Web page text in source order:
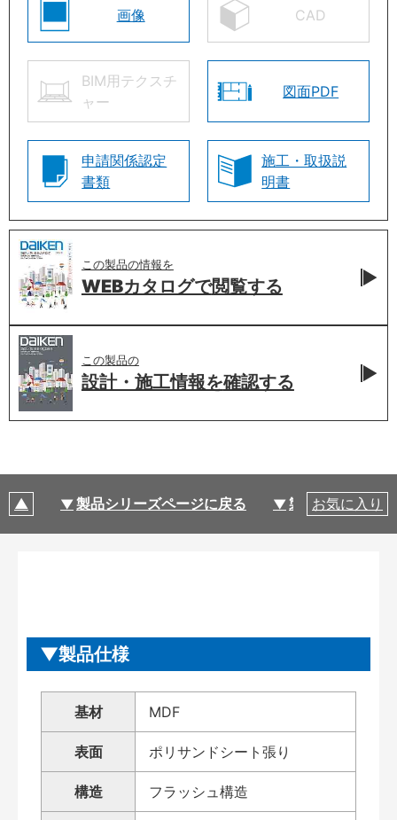
画像 CAD
BIM用テクスチ
ャー
図面PDF
申請関係認定
書類
施工・取扱説
明書
この製品の情報を
WEBカタログで閲覧する
この製品の
設計・施工情報を確認する
製品シリーズページに戻る 製品仕様
お気に入り
製品仕様
基材 MDF
表面 ポリサンドシート張り
構造 フラッシュ構造